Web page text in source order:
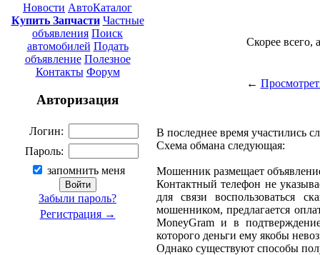
Новости АвтоКаталог
Купить Запчасти Частные
объявления Поиск
автомобилей Подать
объявление Полезное
Контакты Форум
Авторизация
Логин:
Пароль:
запомнить меня
Забыли пароль?
Регистрация →
Скорее всего,
←
В последнее время участились
Схема обмана следующая:
Мошенник размещает
Контактный телефон не
для связи воспользоваться
мошенником, предлагается
MoneyGram и в
которого деньги ему якобы
Однако существуют способы